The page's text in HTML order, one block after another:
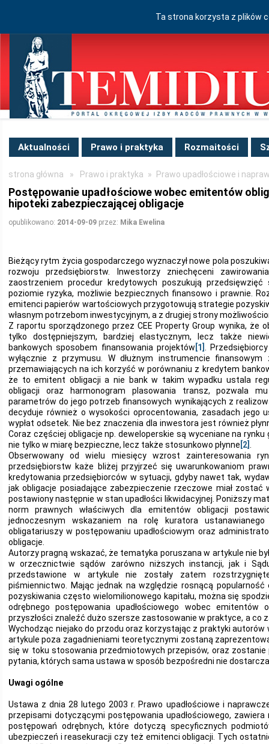
Ta strona korzysta z plików
Aktualności Prawo i praktyka Rozmaitości
strona główna » Prawo i praktyka » Prawo upadłościowe i
Postępowanie upadłościowe wobec emitentów
hipoteki zabezpieczającej obligacje
opublikowano: 2014-09-09 przez: Mika Ewelina
Bieżący rytm życia gospodarczego wyznaczył nowe pola
rozwoju przedsiębiorstw. Inwestorzy zniechęceni
zaostrzeniem procedur kredytowych poszukują
poziomie ryzyka, możliwie bezpiecznych finansowo i prawnie.
emitenci papierów wartościowych przygotowują strategie
własnym potrzebom inwestycyjnym, a z drugiej strony
Z raportu sporządzonego przez CEE Property Group wynika, że
tylko dostępniejszym, bardziej elastycznym, lecz także
bankowych sposobem finansowania projektów [1]
.
wyłącznie z przymusu. W dłużnym instrumencie
przemawiających na ich korzyść w porównaniu z kredytem
że to emitent obligacji a nie bank w takim wypadku ustala
obligacji oraz harmonogram plasowania transz, pozwala
parametrów do jego potrzeb finansowych wynikających z
decyduje również o wysokości oprocentowania, zasadach jego
wypłat odsetek. Nie bez znaczenia dla inwestora jest również
Coraz częściej obligacje np. deweloperskie są wyceniane na rynku
nie tylko w miarę bezpieczne, lecz także stosunkowo płynne [2]
Obserwowany od wielu miesięcy wzrost zainteresowania
przedsiębiorstw każe bliżej przyjrzeć się uwarunkowaniom
kredytowania przedsiębiorców w sytuacji, gdyby nawet tak,
jak obligacje posiadające zabezpieczenie rzeczowe miał
postawiony następnie w stan upadłości likwidacyjnej. Poniższy
norm prawnych właściwych dla emitentów obligacji
jednoczesnym wskazaniem na rolę kuratora
obligatariuszy w postępowaniu upadłościowym oraz
obligacje.
Autorzy pragną wskazać, że tematyka poruszana w artykule nie
w orzecznictwie sądów zarówno niższych instancji, jak i
przedstawione w artykule nie zostały zatem
piśmiennictwo. Mając jednak na względzie rosnącą popularność
pozyskiwania często wielomilionowego kapitału, można się
odrębnego postępowania upadłościowego wobec emitentów
przyszłości znaleźć dużo szersze zastosowanie w praktyce, a co
Wychodząc niejako do przodu oraz korzystając z praktyki autorów
artykule poza zagadnieniami teoretycznymi zostaną
się w toku stosowania przedmiotowych przepisów, oraz zostanie
pytania, których sama ustawa w sposób bezpośredni nie
Uwagi ogólne
Ustawa z dnia 28 lutego 2003 r. Prawo upadłościowe i
przepisami dotyczącymi postępowania upadłościowego,
postępowań odrębnych, które dotyczą specyficznych
ubezpieczeń i reasekuracji czy też emitenci obligacji. Tych